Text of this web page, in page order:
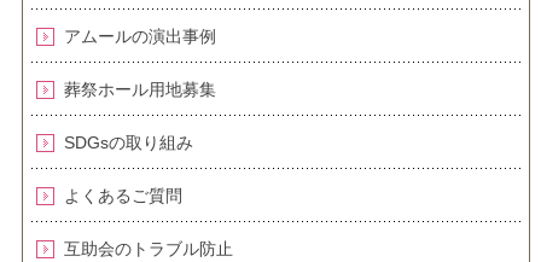
アムールの演出事例
葬祭ホール用地募集
SDGsの取り組み
よくあるご質問
互助会のトラブル防止